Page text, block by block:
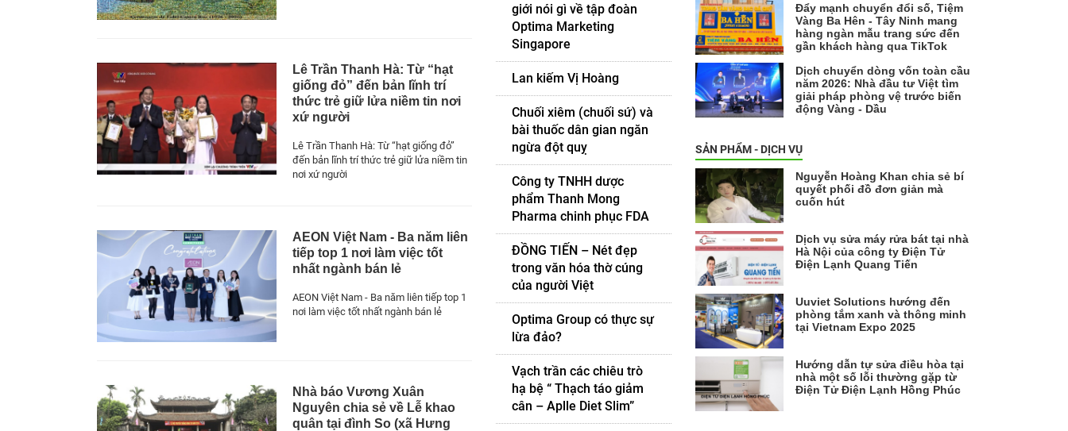
Lê Trần Thanh Hà: Từ “hạt
giống đỏ” đến bản lĩnh trí
thức trẻ giữ lửa niềm tin nơi
xứ người
Lê Trần Thanh Hà: Từ “hạt giống đỏ”
đến bản lĩnh trí thức trẻ giữ lửa niềm tin
nơi xứ người
AEON Việt Nam - Ba năm liên
tiếp top 1 nơi làm việc tốt
nhất ngành bán lẻ
AEON Việt Nam - Ba năm liên tiếp top 1
nơi làm việc tốt nhất ngành bán lẻ
Nhà báo Vương Xuân
Nguyên chia sẻ về Lễ khao
quân tại đình So (xã Hưng
giới nói gì về tập đoàn
Optima Marketing
Singapore
Lan kiếm Vị Hoàng
Chuối xiêm (chuối sứ) và
bài thuốc dân gian ngăn
ngừa đột quỵ
Công ty TNHH dược
phẩm Thanh Mong
Pharma chinh phục FDA
ĐỒNG TIẾN – Nét đẹp
trong văn hóa thờ cúng
của người Việt
Optima Group có thực sự
lừa đảo?
Vạch trần các chiêu trò
hạ bệ “ Thạch táo giảm
cân – Aplle Diet Slim”
Đẩy mạnh chuyển đổi số, Tiệm
Vàng Ba Hên - Tây Ninh mang
hàng ngàn mẫu trang sức đến
gần khách hàng qua TikTok
Dịch chuyển dòng vốn toàn cầu
năm 2026: Nhà đầu tư Việt tìm
giải pháp phòng vệ trước biến
động Vàng - Dầu
SẢN PHẨM - DỊCH VỤ
Nguyễn Hoàng Khan chia sẻ bí
quyết phối đồ đơn giản mà
cuốn hút
Dịch vụ sửa máy rửa bát tại nhà
Hà Nội của công ty Điện Tử
Điện Lạnh Quang Tiến
Uuviet Solutions hướng đến
phòng tắm xanh và thông minh
tại Vietnam Expo 2025
Hướng dẫn tự sửa điều hòa tại
nhà một số lỗi thường gặp từ
Điện Tử Điện Lạnh Hồng Phúc